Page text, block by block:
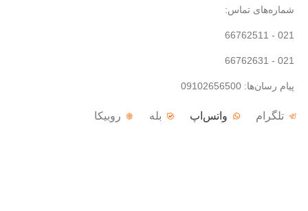
شماره‌های تماس:
021 - 66762511
021 - 66762631
پیام رسان‌ها: 09102656500
تلگرام واتس‌اپ بله روبیکا